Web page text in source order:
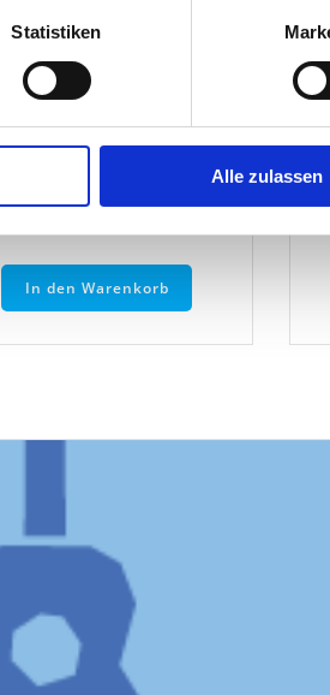
Statistiken
Alle zulassen
Gutschein 30 €
30,00€
In den Warenkorb